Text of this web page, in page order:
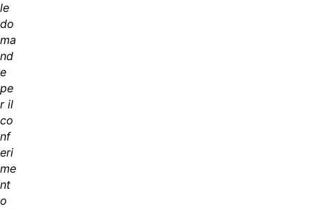
le
do
ma
nd
e
pe
r il
co
nf
eri
me
nt
o